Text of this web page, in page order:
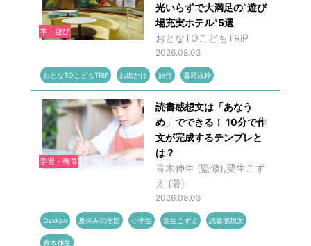
本・遊び
光いらずで大満足の“遊び
場充実ホテル”5選
おとなTOこどもTRiP
2026.08.03
おとなTOこどもTRiP お出かけ 旅行 書籍抜粋
学習・教育
読書感想文は「あなう
め」でできる！ 10分で作
文が完成するテンプレと
は？
青木伸生 (監修),粟生こず
え (著)
2026.08.03
Gakken 夏休みの宿題 小学生 粟生こずえ 読書感想文
青木伸生